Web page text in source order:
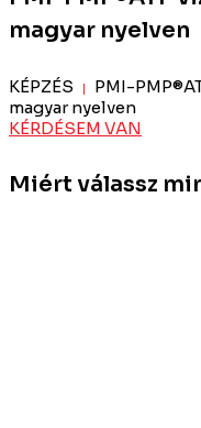
magyar nyelven
KÉPZÉS
PMI-
magyar nyelven
KÉRDÉSEM VAN
Miért válassz